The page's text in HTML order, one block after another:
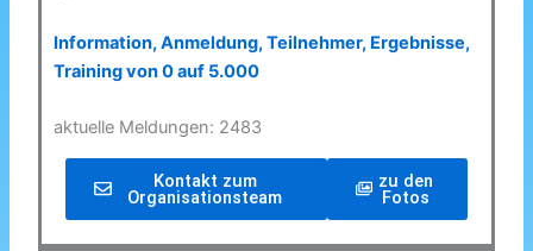
Information, Anmeldung, Teilnehmer, Ergebnisse,
Training von 0 auf 5.000
aktuelle Meldungen: 2483
Kontakt zum
Organisationsteam
zu den
Fotos